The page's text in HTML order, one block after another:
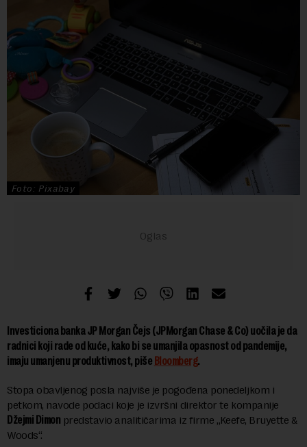
Foto: Pixabay
Investiciona banka JP Morgan Čejs (JPMorgan Chase & Co) uočila je da
radnici koji rade od kuće, kako bi se umanjila opasnost od pandemije,
imaju umanjenu produktivnost, piše Bloomberg.
Stopa obavljenog posla najviše je pogođena ponedeljkom i
petkom, navode podaci koje je izvršni direktor te kompanije
Džejmi Dimon predstavio analitičarima iz firme „Keefe, Bruyette &
Woods“.